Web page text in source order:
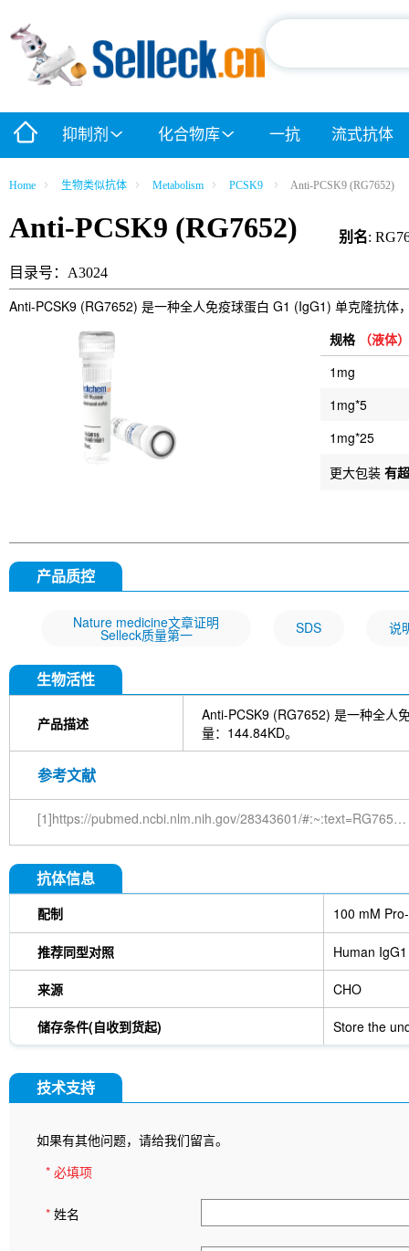
抑制剂 化合物库 一抗 流式抗体
Home 生物类似抗体 Metabolism PCSK9 Anti-PCSK9 (RG7652)
Anti-PCSK9 (RG7652) 别名:
目录号：A3024
Anti-PCSK9 (RG7652) 是一种全人免疫球蛋白 G1 (IgG1) 单克隆抗
规格 （液体）
1mg
1mg*5
1mg*25
更大包装 有
产品质控
Nature medicine文章证明
Selleck质量第一 SDS 说
生物活性
产品描述
Anti-PCSK9 (RG7652) 是一种全人
量：144.84KD。
参考文献
[1]https://pubmed.ncbi.nlm.nih.gov/28343601/#:~:text=RG7652%20(MPSK3169A)%2C%20a%20fully,density%20lipoprotein%20(LDL)%20receptor.
抗体信息
配制 100 mM
推荐同型对照 Human IgG1
来源 CHO
储存条件(自收到货起) Store the
技术支持
如果有其他问题，请给我们留言。
* 必填项
* 姓名